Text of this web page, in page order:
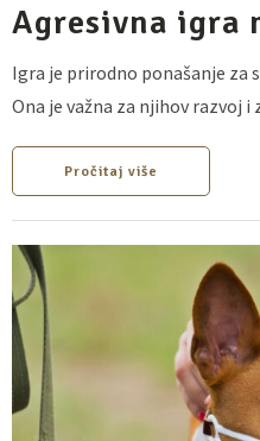
Agresivna igra
Igra je prirodno ponašanje za
Ona je važna za njihov razvoj i
Pročitaj više